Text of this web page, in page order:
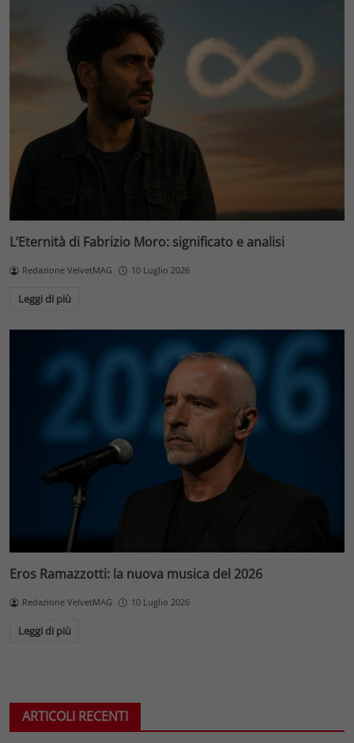
L’Eternità di Fabrizio Moro: significato e analisi
Redazione VelvetMAG 10 Luglio 2026
Leggi di più
Eros Ramazzotti: la nuova musica del 2026
Redazione VelvetMAG 10 Luglio 2026
Leggi di più
ARTICOLI RECENTI